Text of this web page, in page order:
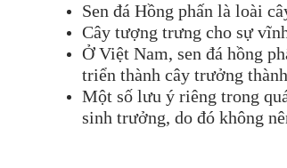
Sen đá Hồng phấn là loài
Cây tượng trưng cho sự
Ở Việt Nam, sen đá hồng
triển thành cây trưởng
Một số lưu ý riêng trong
sinh trưởng, do đó không